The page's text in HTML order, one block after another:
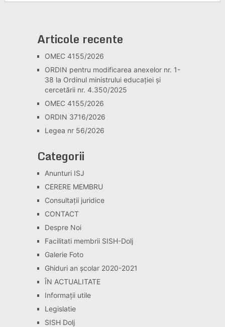
Articole recente
OMEC 4155/2026
ORDIN pentru modificarea anexelor nr. 1-
38 la Ordinul ministrului educației și
cercetării nr. 4.350/2025
OMEC 4155/2026
ORDIN 3716/2026
Legea nr 56/2026
Categorii
Anunturi ISJ
CERERE MEMBRU
Consultaţii juridice
CONTACT
Despre Noi
Facilitati membrii SISH-Dolj
Galerie Foto
Ghiduri an școlar 2020-2021
ÎN ACTUALITATE
Informaţii utile
Legislatie
SISH Dolj